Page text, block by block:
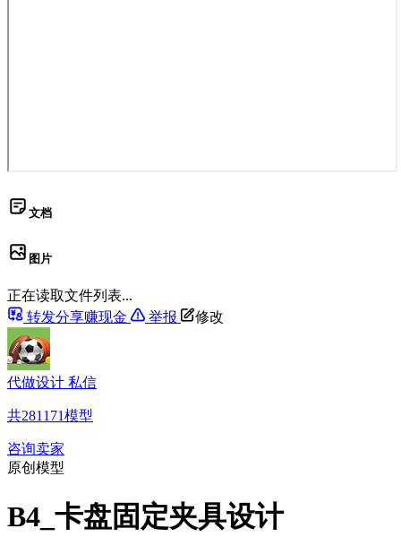
文档
图片
正在读取文件列表...
转发分享赚现金
举报 修改
代做设计 私信
共281171模型
咨询卖家
原创模型
B4_卡盘固定夹具设计